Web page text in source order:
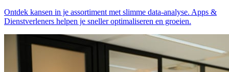
Ontdek kansen in je assortiment met slimme data-analyse. Apps &
Dienstverleners helpen je sneller optimaliseren en groeien.